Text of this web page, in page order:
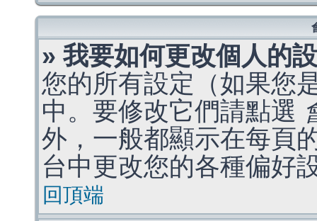
» 我要如何更改個人的
您的所有設定（如果您
中。要修改它們請點選
外，一般都顯示在每頁
台中更改您的各種偏好
回頂端